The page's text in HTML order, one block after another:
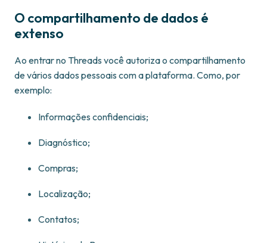
O compartilhamento de dados é
extenso
Ao entrar no Threads você autoriza o compartilhamento
de vários dados pessoais com a plataforma. Como, por
exemplo:
Informações confidenciais;
Diagnóstico;
Compras;
Localização;
Contatos;